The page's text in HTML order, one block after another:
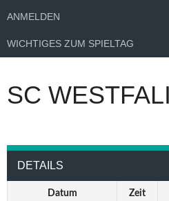
ANMELDEN
WICHTIGES ZUM SPIELTAG
SC
DETAILS
Datum Zeit